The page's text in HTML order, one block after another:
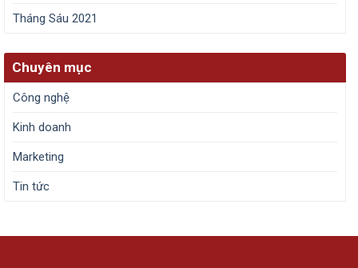
Tháng Sáu 2021
Chuyên mục
Công nghệ
Kinh doanh
Marketing
Tin tức